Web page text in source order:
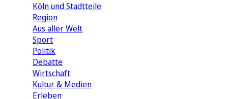
Köln und Stadtteile
Region
Aus aller Welt
Sport
Politik
Debatte
Wirtschaft
Kultur & Medien
Erleben